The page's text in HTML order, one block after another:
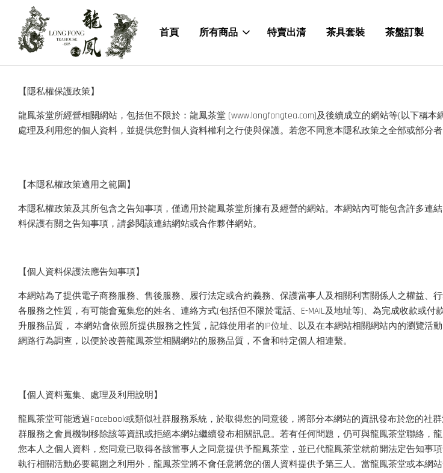
首頁 所有商品 特賣出清 茶具套裝 茶盤訂製
【隱私權保護政策】
龍鳳茶堂所經營相關網站，包括但不限於：龍鳳茶堂 (www.longfongtea.com)及後續成立的網站等(以下稱
處理及利用您的個人資料，並提供您對個人資料權利之行使與保護。若您不同意本隱私政策之全部或部分者
【本隱私權政策適用之範圍】
本隱私權政策及其所包含之告知事項，僅適用於龍鳳茶堂所擁有及經營的網站。本網站內可能包含許多
料保護有關之告知事項，請參閱該連結網站或合作夥伴網站。
【個人資料保護法應告知事項】
本網站為了提供電子商務服務、售後服務、履行法定或合約義務、保護當事人及相關利害關係人之權益
各服務之性質，有可能會蒐集您的姓名、連絡方式(包括但不限於電話、E-MAIL及地址等)、為完成收款或
升服務品質， 本網站會依照所提供服務之性質，記錄使用者的IP位址、以及在本網站相關網站內的瀏覽
網路行為調查，以便於改善龍鳳茶堂相關網站的服務品質，不會和特定個人相連繫。
【個人資料蒐集、處理及利用說明】
龍鳳茶堂可能透過Facebook或類似社群服務系統，於取得您的同意後，將部分本網站的資訊發布於您的
群服務之會員機制移除該等資訊或拒絕本網站繼續發布相關訊息。若有任何問題，仍可與龍鳳茶堂聯絡
您本人之個人資料，您同意已取得各該當事人之同意提供予龍鳳茶堂，並已代龍鳳茶堂就前開法定告知
執行相關活動必要範圍之利用外，龍鳳茶堂將不會任意將您的個人資料提供予第三人。當龍鳳茶堂或本